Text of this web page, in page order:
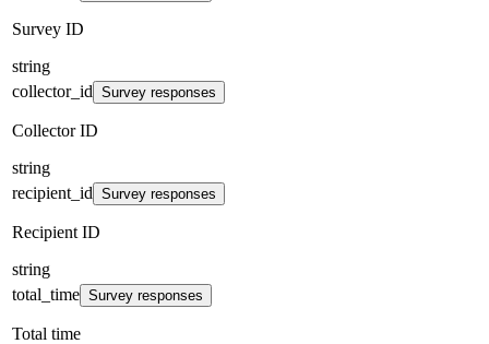
Survey ID
string
collector_id Survey responses
Collector ID
string
recipient_id Survey responses
Recipient ID
string
total_time Survey responses
Total time